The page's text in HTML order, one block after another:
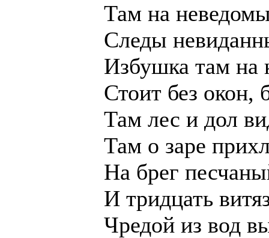
Там на
Следы
Избушка там на
Стоит без окон,
Там лес и дол
Там о заре
На брег
И тридцать
Чредой из вод